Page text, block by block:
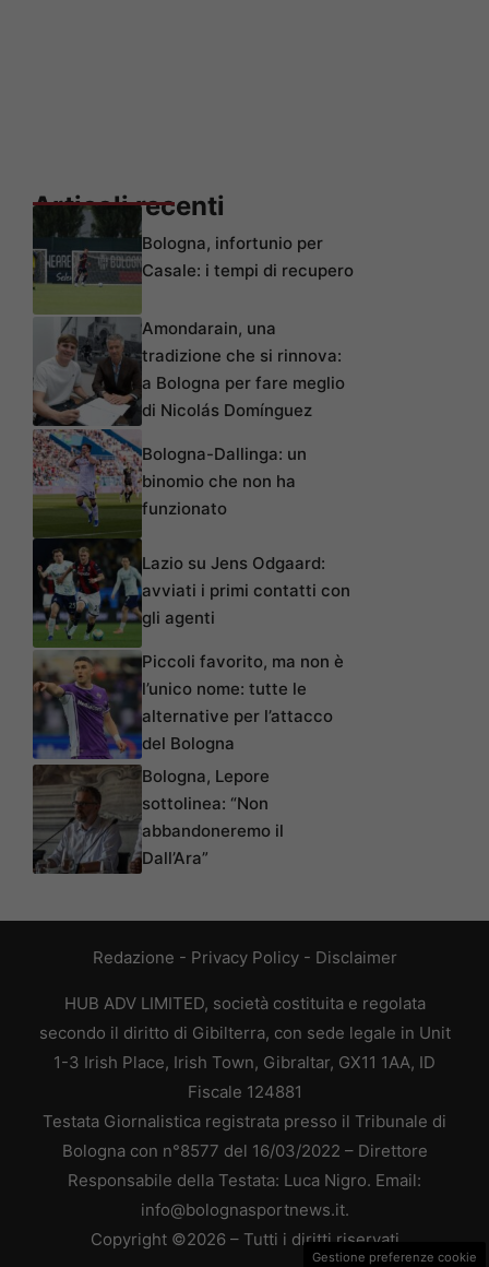
Articoli recenti
Bologna, infortunio per
Casale: i tempi di recupero
Amondarain, una
tradizione che si rinnova:
a Bologna per fare meglio
di Nicolás Domínguez
Bologna-Dallinga: un
binomio che non ha
funzionato
Lazio su Jens Odgaard:
avviati i primi contatti con
gli agenti
Piccoli favorito, ma non è
l’unico nome: tutte le
alternative per l’attacco
del Bologna
Bologna, Lepore
sottolinea: “Non
abbandoneremo il
Dall’Ara”
Redazione - Privacy Policy- Disclaimer
HUB ADV LIMITED, società costituita e regolata
secondo il diritto di Gibilterra, con sede legale in Unit
1-3 Irish Place, Irish Town, Gibraltar, GX11 1AA, ID
Fiscale 124881
Testata Giornalistica registrata presso il Tribunale di
Bologna con n°8577 del 16/03/2022 – Direttore
Responsabile della Testata: Luca Nigro. Email:
info@bolognasportnews.it.
Copyright ©2026 – Tutti i diritti riservati
Gestione preferenze cookie